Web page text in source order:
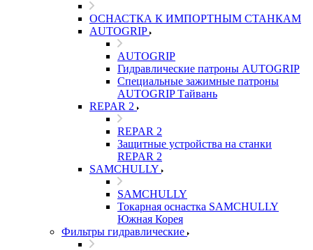
ОСНАСТКА К ИМПОРТНЫМ СТАНКАМ
AUTOGRIP
AUTOGRIP
Гидравлические патроны AUTOGRIP
Специальные зажимные патроны
AUTOGRIP Тайвань
REPAR 2
REPAR 2
Защитные устройства на станки
REPAR 2
SAMCHULLY
SAMCHULLY
Токарная оснастка SAMCHULLY
Южная Корея
Фильтры гидравлические